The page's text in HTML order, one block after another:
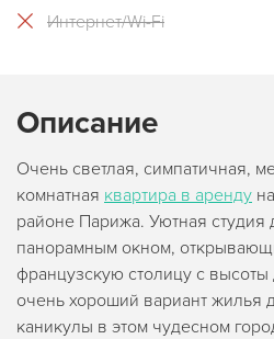
Интернет/Wi-Fi
Описание
Очень светлая, симпатичная,
комнатная квартира в аренду
районе Парижа. Уютная
панорамным окном,
французскую столицу с
очень хороший вариант жилья
каникулы в этом чудесном